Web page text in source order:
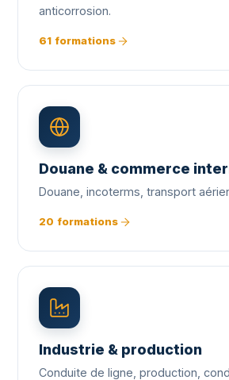
anticorrosion.
61 formations
Douane & commerce
Douane, incoterms, transport
20 formations
Industrie & production
Conduite de ligne, production,